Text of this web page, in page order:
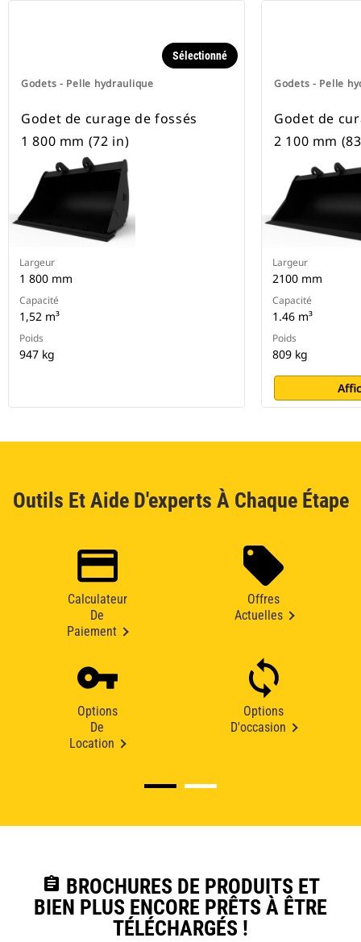
Godets - Pelle hydraulique
Sélectionné
Godet de curage de fossés
1 800 mm (72 in)
Largeur
1 800 mm
Capacité
1,52 m³
Poids
947 kg
Godets - Pelle
Godet de
2 100 mm
Largeur
2100 mm
Capacité
1.46 m³
Poids
809 kg
Outils Et Aide D'experts À Chaque Étape
Calculateur
De
Paiement
Offres
Actuelles
Options
De
Location
Options
D'occasion
assignment BROCHURES DE PRODUITS ET
BIEN PLUS ENCORE PRÊTS À ÊTRE
TÉLÉCHARGÉS !